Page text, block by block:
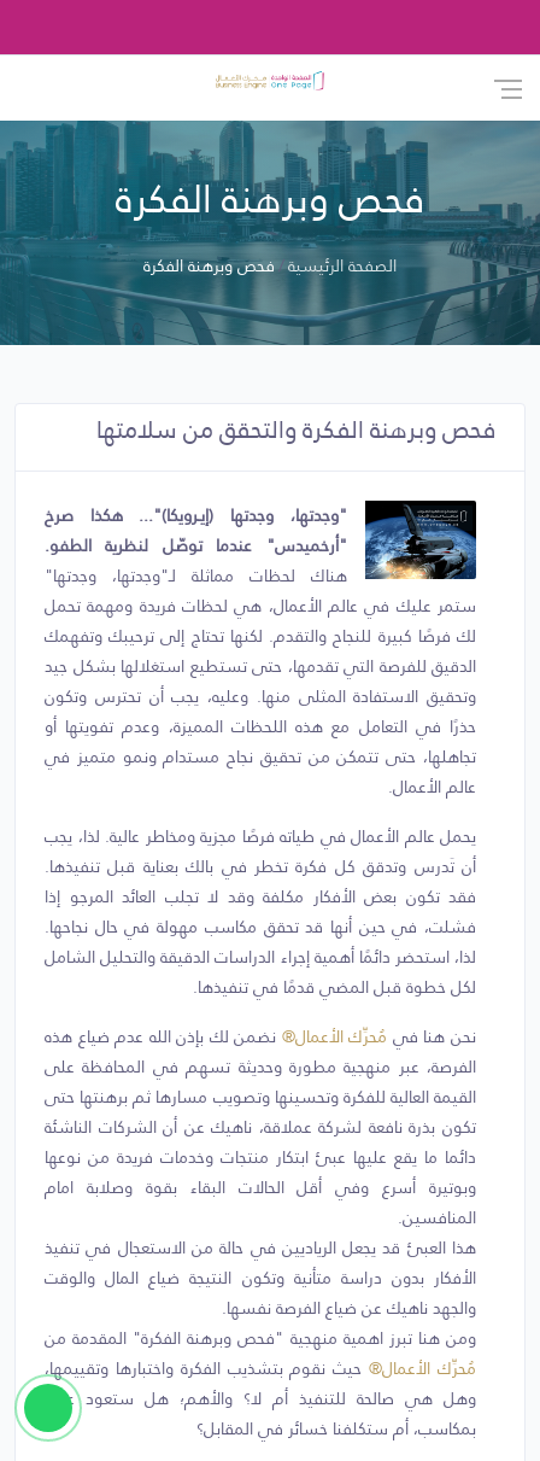
فحص وبرهنة الفكرة
الصفحة الرئيسية فحص وبرهنة الفكرة
فحص وبرهنة الفكرة والتحقق من سلامتها
"وجدتها، وجدتها (إيـرويكا)"... هكذا صرخ
"أرخميدس" عندما توصّل لنظرية الطفو.
هناك لحظات مماثلة لـ"وجدتها، وجدتها"
ستمر عليك في عالم الأعمال، هي لحظات فريدة ومهمة تحمل
لك فرصًا كبيرة للنجاح والتقدم. لكنها تحتاج إلى ترحيبك وتفهمك
الدقيق للفرصة التي تقدمها، حتى تستطيع استغلالها بشكل جيد
وتحقيق الاستفادة المثلى منها. وعليه، يجب أن تحترس وتكون
حذرًا في التعامل مع هذه اللحظات المميزة، وعدم تفويتها أو
تجاهلها، حتى تتمكن من تحقيق نجاح مستدام ونمو متميز في
عالم الأعمال.
يحمل عالم الأعمال في طياته فرصًا مجزية ومخاطر عالية. لذا، يجب
أن تَدرس وتدقق كل فكرة تخطر في بالك بعناية قبل تنفيذها.
فقد تكون بعض الأفكار مكلفة وقد لا تجلب العائد المرجو إذا
فشلت، في حين أنها قد تحقق مكاسب مهولة في حال نجاحها.
لذا، استحضر دائمًا أهمية إجراء الدراسات الدقيقة والتحليل الشامل
لكل خطوة قبل المضي قدمًا في تنفيذها.
نحن هنا في مُحرِّك الأعمال® نضمن لك بإذن الله عدم ضياع هذه
الفرصة، عبر منهجية مطورة وحديثة تسهم في المحافظة على
القيمة العالية للفكرة وتحسينها وتصويب مسارها ثم برهنتها حتى
تكون بذرة نافعة لشركة عملاقة، ناهيك عن أن الشركات الناشئة
دائما ما يقع عليها عبئ ابتكار منتجات وخدمات فريدة من نوعها
وبوتيرة أسرع وفي أقل الحالات البقاء بقوة وصلابة امام
المنافسين.
هذا العبئ قد يجعل الرياديين في حالة من الاستعجال في تنفيذ
الأفكار بدون دراسة متأنية وتكون النتيجة ضياع المال والوقت
والجهد ناهيك عن ضياع الفرصة نفسها.
ومن هنا تبرز اهمية منهجية "فحص وبرهنة الفكرة" المقدمة من
مُحرِّك الأعمال®حيث نقوم بتشذيب الفكرة واختبارها وتقييمها،
وهل هي صالحة للتنفيذ أم لا؟ والأهم؛ هل ستعود علينا
بمكاسب، أم ستكلفنا خسائر في المقابل؟